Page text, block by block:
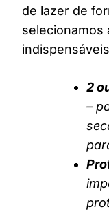
de lazer de
selecionamos
2
–